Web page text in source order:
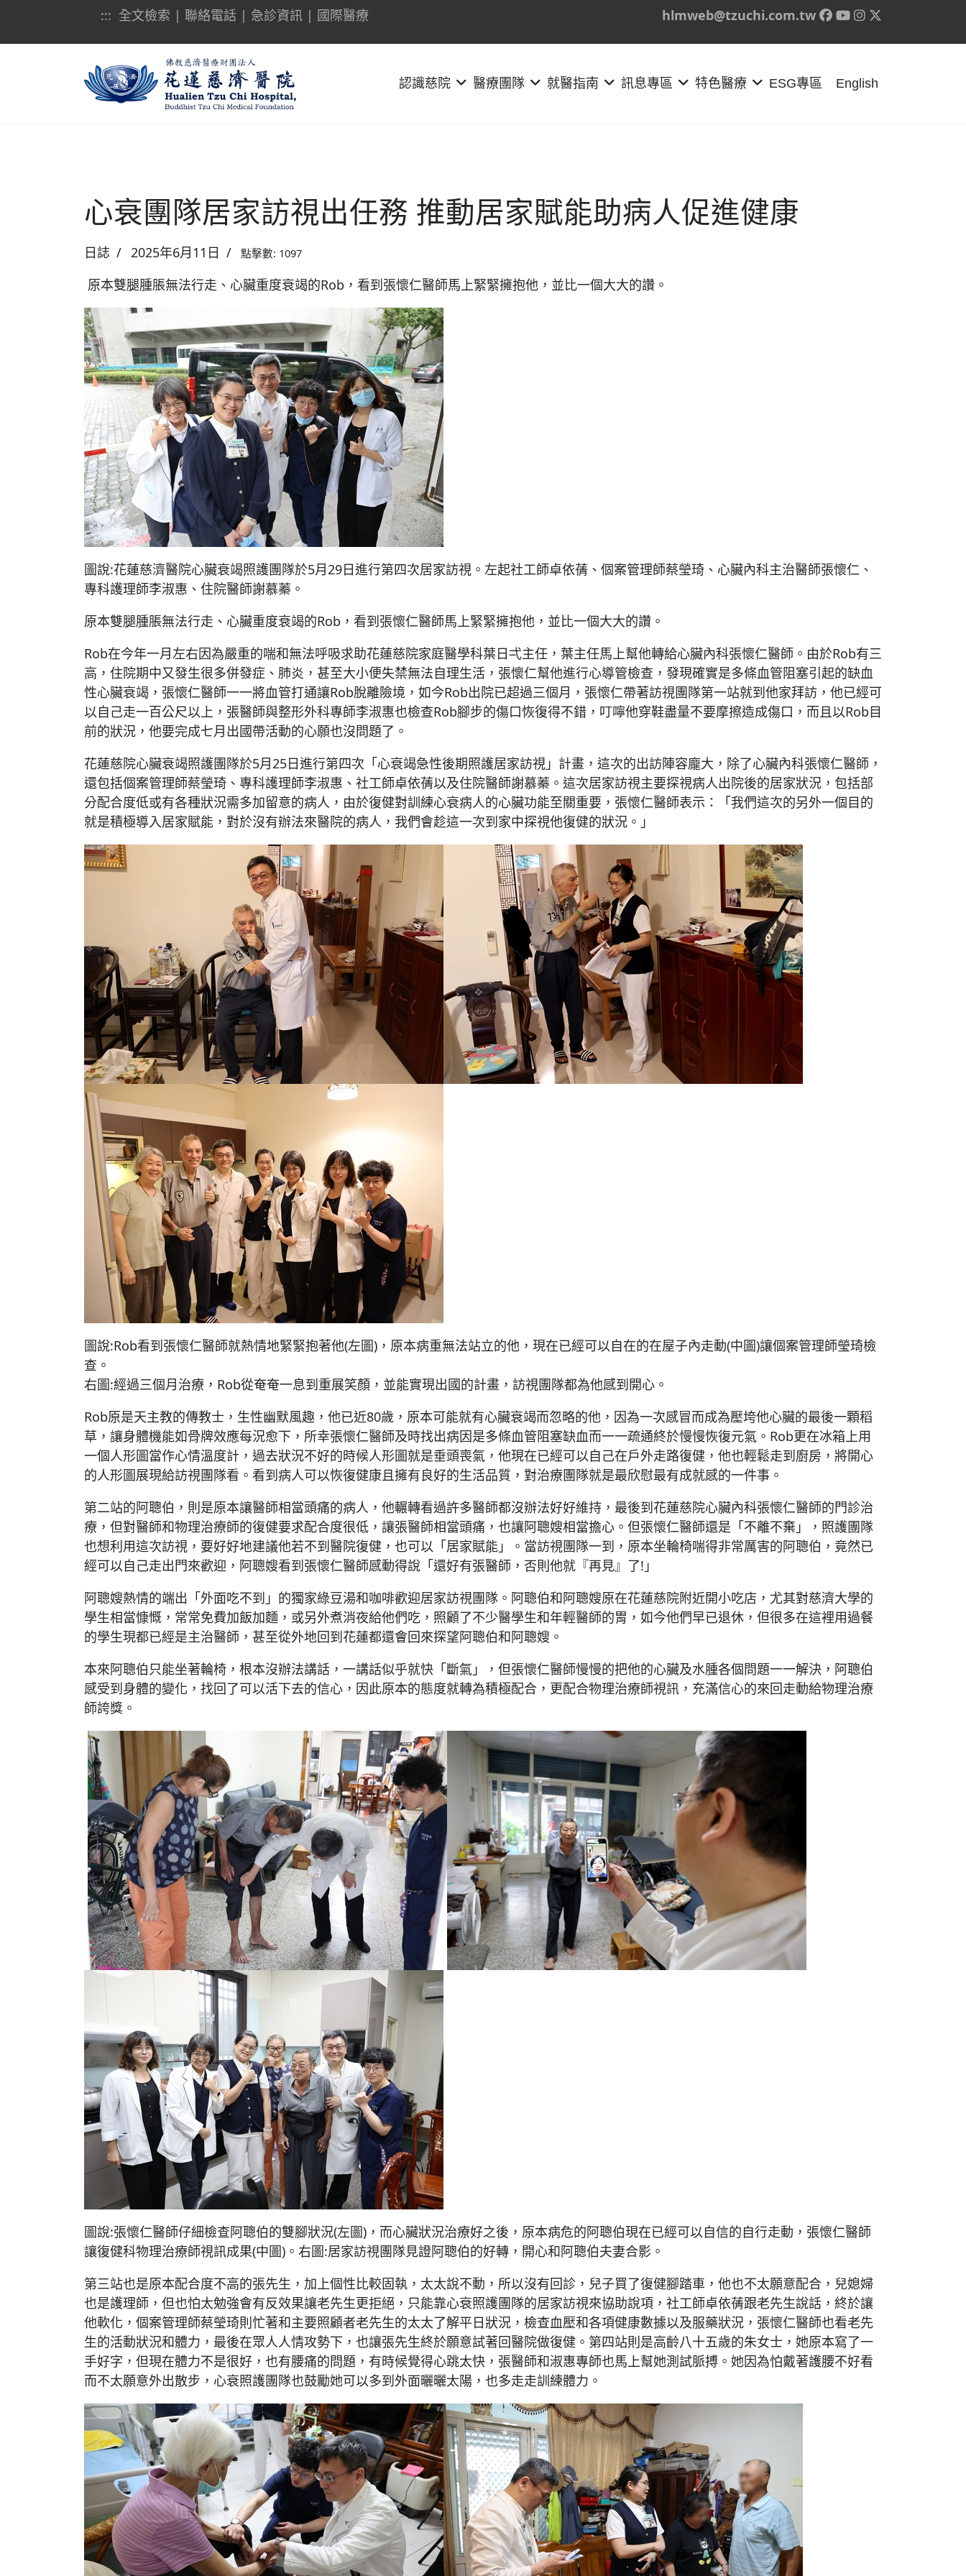
::: 全文檢索 | 聯絡電話| 急診資訊| 國際醫療 hlmweb@tzuchi.com.tw
認識慈院 醫療團隊 就醫指南 訊息專區 特色醫療 ESG專區 English
心衰團隊居家訪視出任務 推動居家賦能助病人促進健康
日誌 2025年6月11日 點擊數: 1097
原本雙腿腫脹無法行走、心臟重度衰竭的Rob，看到張懷仁醫師馬上緊緊擁抱他，並比一個大大的讚。
圖說:花蓮慈濟醫院心臟衰竭照護團隊於5月29日進行第四次居家訪視。左起社工師卓依蒨、個案管理師蔡瑩琦、心臟內科主治醫師張懷仁、
專科護理師李淑惠、住院醫師謝慕蓁。
原本雙腿腫脹無法行走、心臟重度衰竭的Rob，看到張懷仁醫師馬上緊緊擁抱他，並比一個大大的讚。
Rob在今年一月左右因為嚴重的喘和無法呼吸求助花蓮慈院家庭醫學科葉日弌主任，葉主任馬上幫他轉給心臟內科張懷仁醫師。由於Rob有三
高，住院期中又發生很多併發症、肺炎，甚至大小便失禁無法自理生活，張懷仁幫他進行心導管檢查，發現確實是多條血管阻塞引起的缺血
性心臟衰竭，張懷仁醫師一一將血管打通讓Rob脫離險境，如今Rob出院已超過三個月，張懷仁帶著訪視團隊第一站就到他家拜訪，他已經可
以自己走一百公尺以上，張醫師與整形外科專師李淑惠也檢查Rob腳步的傷口恢復得不錯，叮嚀他穿鞋盡量不要摩擦造成傷口，而且以Rob目
前的狀況，他要完成七月出國帶活動的心願也沒問題了。
花蓮慈院心臟衰竭照護團隊於5月25日進行第四次「心衰竭急性後期照護居家訪視」計畫，這次的出訪陣容龐大，除了心臟內科張懷仁醫師，
還包括個案管理師蔡瑩琦、專科護理師李淑惠、社工師卓依蒨以及住院醫師謝慕蓁。這次居家訪視主要探視病人出院後的居家狀況，包括部
分配合度低或有各種狀況需多加留意的病人，由於復健對訓練心衰病人的心臟功能至關重要，張懷仁醫師表示：「我們這次的另外一個目的
就是積極導入居家賦能，對於沒有辦法來醫院的病人，我們會趁這一次到家中探視他復健的狀況。」
圖說:Rob看到張懷仁醫師就熱情地緊緊抱著他(左圖)，原本病重無法站立的他，現在已經可以自在的在屋子內走動(中圖)讓個案管理師瑩琦檢
查。
右圖:經過三個月治療，Rob從奄奄一息到重展笑顏，並能實現出國的計畫，訪視團隊都為他感到開心。
Rob原是天主教的傳教士，生性幽默風趣，他已近80歲，原本可能就有心臟衰竭而忽略的他，因為一次感冒而成為壓垮他心臟的最後一顆稻
草，讓身體機能如骨牌效應每況愈下，所幸張懷仁醫師及時找出病因是多條血管阻塞缺血而一一疏通終於慢慢恢復元氣。Rob更在冰箱上用
一個人形圖當作心情溫度計，過去狀況不好的時候人形圖就是垂頭喪氣，他現在已經可以自己在戶外走路復健，他也輕鬆走到廚房，將開心
的人形圖展現給訪視團隊看。看到病人可以恢復健康且擁有良好的生活品質，對治療團隊就是最欣慰最有成就感的一件事。
第二站的阿聰伯，則是原本讓醫師相當頭痛的病人，他輾轉看過許多醫師都沒辦法好好維持，最後到花蓮慈院心臟內科張懷仁醫師的門診治
療，但對醫師和物理治療師的復健要求配合度很低，讓張醫師相當頭痛，也讓阿聰嫂相當擔心。但張懷仁醫師還是「不離不棄」，照護團隊
也想利用這次訪視，要好好地建議他若不到醫院復健，也可以「居家賦能」。當訪視團隊一到，原本坐輪椅喘得非常厲害的阿聰伯，竟然已
經可以自己走出門來歡迎，阿聰嫂看到張懷仁醫師感動得說「還好有張醫師，否則他就『再見』了!」
阿聰嫂熱情的端出「外面吃不到」的獨家綠豆湯和咖啡歡迎居家訪視團隊。阿聰伯和阿聰嫂原在花蓮慈院附近開小吃店，尤其對慈濟大學的
學生相當慷慨，常常免費加飯加麵，或另外煮消夜給他們吃，照顧了不少醫學生和年輕醫師的胃，如今他們早已退休，但很多在這裡用過餐
的學生現都已經是主治醫師，甚至從外地回到花蓮都還會回來探望阿聰伯和阿聰嫂。
本來阿聰伯只能坐著輪椅，根本沒辦法講話，一講話似乎就快「斷氣」，但張懷仁醫師慢慢的把他的心臟及水腫各個問題一一解決，阿聰伯
感受到身體的變化，找回了可以活下去的信心，因此原本的態度就轉為積極配合，更配合物理治療師視訊，充滿信心的來回走動給物理治療
師誇獎。
圖說:張懷仁醫師仔細檢查阿聰伯的雙腳狀況(左圖)，而心臟狀況治療好之後，原本病危的阿聰伯現在已經可以自信的自行走動，張懷仁醫師
讓復健科物理治療師視訊成果(中圖)。右圖:居家訪視團隊見證阿聰伯的好轉，開心和阿聰伯夫妻合影。
第三站也是原本配合度不高的張先生，加上個性比較固執，太太說不動，所以沒有回診，兒子買了復健腳踏車，他也不太願意配合，兒媳婦
也是護理師，但也怕太勉強會有反效果讓老先生更拒絕，只能靠心衰照護團隊的居家訪視來協助說項，社工師卓依蒨跟老先生說話，終於讓
他軟化，個案管理師蔡瑩琦則忙著和主要照顧者老先生的太太了解平日狀況，檢查血壓和各項健康數據以及服藥狀況，張懷仁醫師也看老先
生的活動狀況和體力，最後在眾人人情攻勢下，也讓張先生終於願意試著回醫院做復健。第四站則是高齡八十五歲的朱女士，她原本寫了一
手好字，但現在體力不是很好，也有腰痛的問題，有時候覺得心跳太快，張醫師和淑惠專師也馬上幫她測試脈搏。她因為怕戴著護腰不好看
而不太願意外出散步，心衰照護團隊也鼓勵她可以多到外面曬曬太陽，也多走走訓練體力。